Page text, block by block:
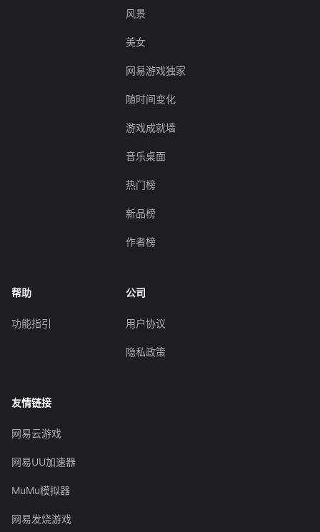
风景
美女
网易游戏独家
随时间变化
游戏成就墙
音乐桌面
热门榜
新品榜
作者榜
帮助
功能指引
公司
用户协议
隐私政策
友情链接
网易云游戏
网易UU加速器
MuMu模拟器
网易发烧游戏